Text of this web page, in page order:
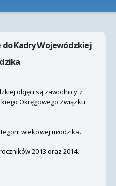
Kadry Wojewódzkiej
objęci są zawodnicy z
Okręgowego Związku
wiekowej młodzika.
2013 oraz 2014.